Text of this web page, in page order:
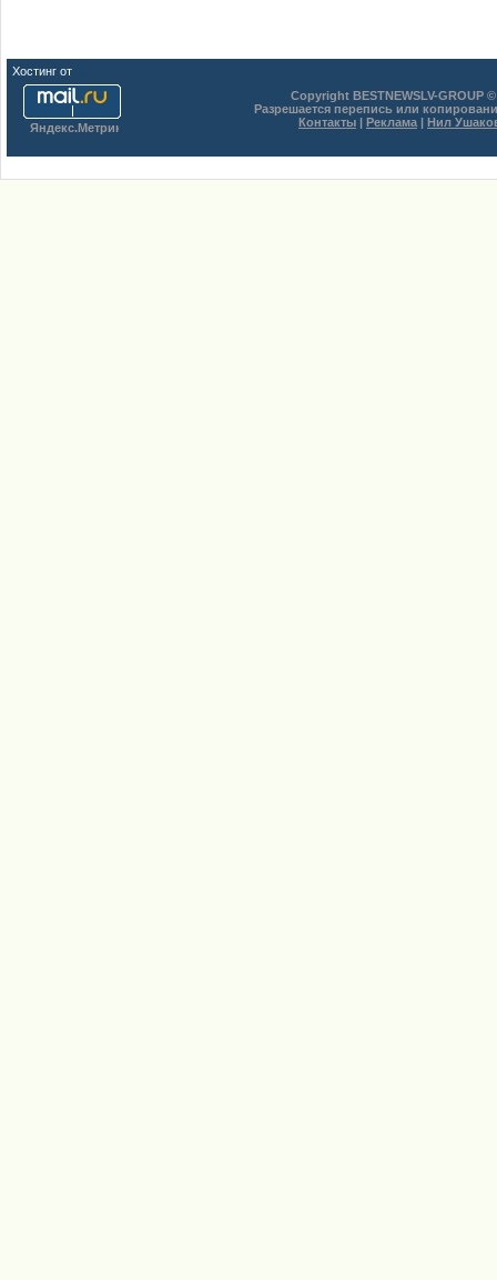
Хостинг от
Copyright BESTNEWSLV-GROUP
Разрешается перепись или
Контакты | Реклама | Нил